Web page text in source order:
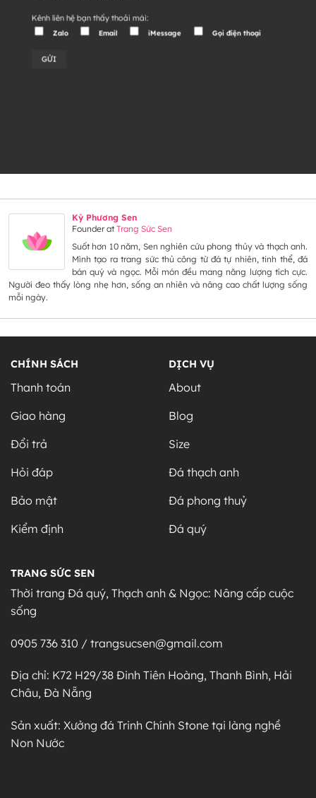
Kênh liên hệ bạn thấy thoải mái:
Zalo Email iMessage Gọi điện thoại
Kỳ Phương Sen
FounderatTrang Sức Sen
Suốt hơn 10 năm, Sen nghiên cứu phong thủy và thạch anh.
Mình tạo ra trang sức thủ công từ đá tự nhiên, tinh thể, đá
bán quý và ngọc. Mỗi món đều mang năng lượng tích cực.
Người đeo thấy lòng nhẹ hơn, sống an nhiên và nâng cao chất lượng sống
mỗi ngày.
CHÍNH SÁCH
Thanh toán
Giao hàng
Đổi trả
Hỏi đáp
Bảo mật
Kiểm định
DỊCH VỤ
About
Blog
Size
Đá thạch anh
Đá phong thuỷ
Đá quý
TRANG SỨC SEN
Thời trang Đá quý, Thạch anh & Ngọc: Nâng cấp cuộc
sống
0905 736 310 / trangsucsen@gmail.com
Địa chỉ: K72 H29/38 Đinh Tiên Hoàng, Thanh Bình, Hải
Châu, Đà Nẵng
Sản xuất: Xưởng đá Trinh Chính Stone tại làng nghề
Non Nước